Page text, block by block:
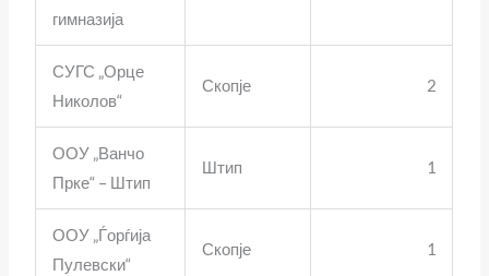
гимназија
СУГС „Орце
Николов“
Скопје 2
ООУ „Ванчо
Прке“ – Штип
Штип 1
ООУ „Ѓорѓија
Пулевски“
Скопје 1